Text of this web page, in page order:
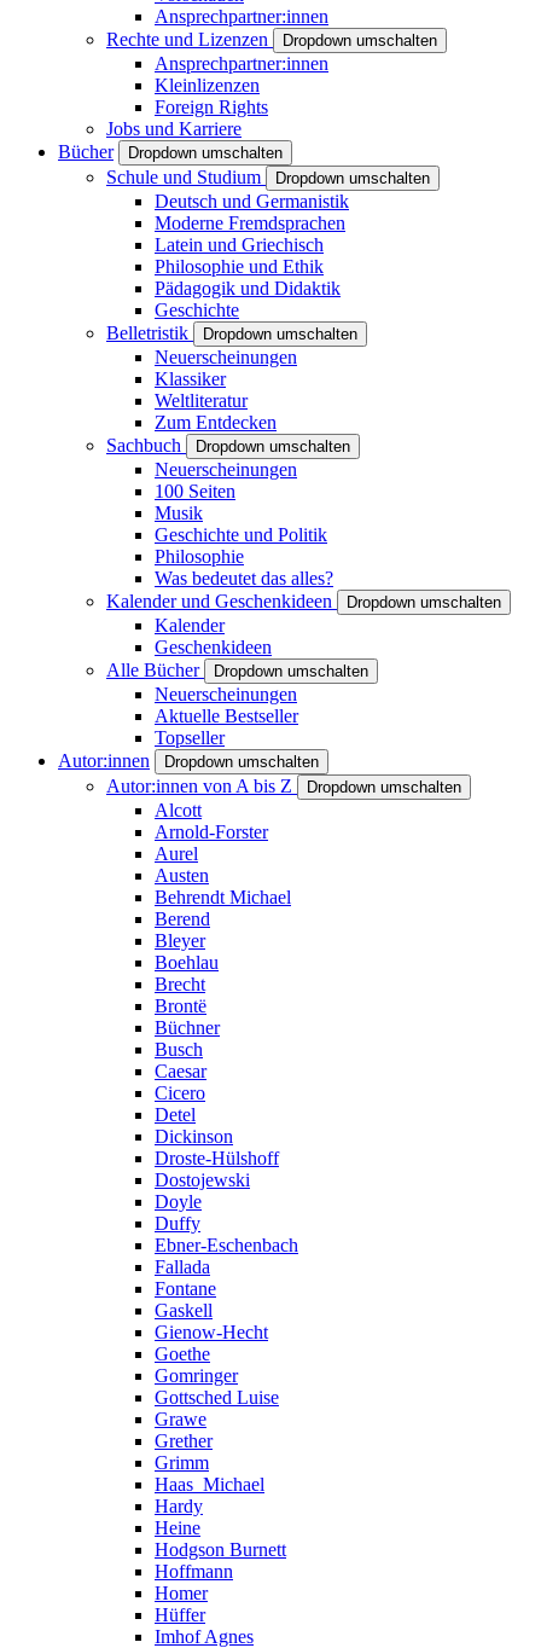
Ansprechpartner:innen
Rechte und Lizenzen
Dropdown umschalten
Ansprechpartner:innen
Kleinlizenzen
Foreign Rights
Jobs und Karriere
Bücher
Dropdown umschalten
Schule und Studium Dropdown umschalten
Deutsch und Germanistik
Moderne Fremdsprachen
Latein und Griechisch
Philosophie und Ethik
Pädagogik und Didaktik
Geschichte
Belletristik
Dropdown umschalten
Neuerscheinungen
Klassiker
Weltliteratur
Zum Entdecken
Sachbuch
Dropdown umschalten
Neuerscheinungen
100 Seiten
Musik
Geschichte und Politik
Philosophie
Was bedeutet das alles?
Kalender und Geschenkideen
Dropdown umschalten
Kalender
Geschenkideen
Alle Bücher
Dropdown umschalten
Neuerscheinungen
Aktuelle Bestseller
Topseller
Autor:innen
Dropdown umschalten
Autor:innen von A bis Z Dropdown umschalten
Alcott
Arnold-Forster
Aurel
Austen
Behrendt Michael
Berend
Bleyer
Boehlau
Brecht
Brontë
Büchner
Busch
Caesar
Cicero
Detel
Dickinson
Droste-Hülshoff
Dostojewski
Doyle
Duffy
Ebner-Eschenbach
Fallada
Fontane
Gaskell
Gienow-Hecht
Goethe
Gomringer
Gottsched Luise
Grawe
Grether
Grimm
Haas_Michael
Hardy
Heine
Hodgson Burnett
Hoffmann
Homer
Hüffer
Imhof Agnes